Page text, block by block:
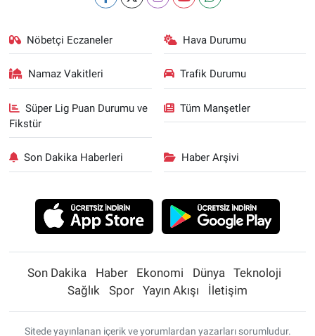
Nöbetçi Eczaneler Hava Durumu
Namaz Vakitleri Trafik Durumu
Süper Lig Puan Durumu ve
Fikstür
Tüm Manşetler
Son Dakika Haberleri Haber Arşivi
Son Dakika Haber Ekonomi Dünya
Teknoloji
Sağlık
Spor Yayın Akışı İletişim
Sitede yayınlanan içerik ve yorumlardan yazarları sorumludur.